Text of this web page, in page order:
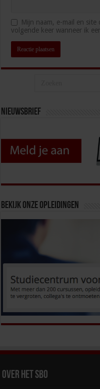
Mijn naam, e-mail en
volgende keer wanneer ik
Nieuwsbrief
Bekijk onze opleidingen
Over het SBO